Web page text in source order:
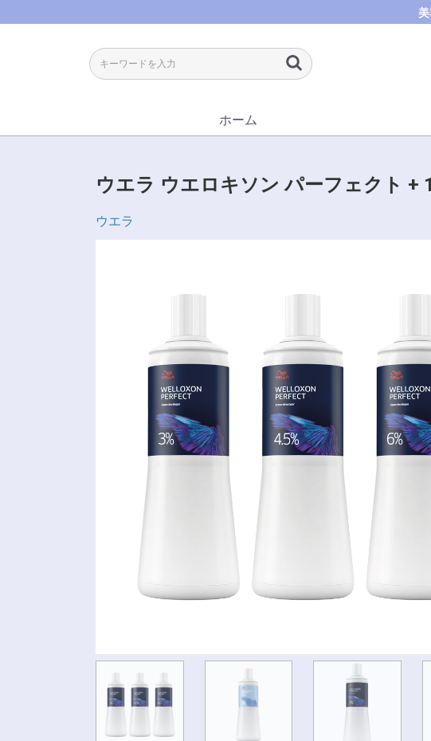
ホーム
ウエラ ウエロキソン パーフェクト +
ウエラ